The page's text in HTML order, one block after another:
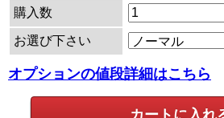
購入数
お選び下さい
オプションの値段詳細はこちら